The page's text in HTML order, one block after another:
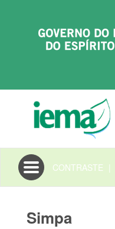
Toggle
navigation
CONTRASTE |
Simpa